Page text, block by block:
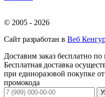
© 2005 - 2026
Сайт разработан в Веб
Доставим заказ бесплатно
Бесплатная доставка
при единоразовой покупке
промокода